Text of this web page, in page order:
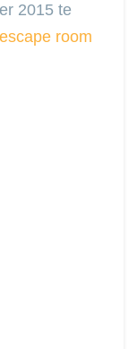
2015 te
room